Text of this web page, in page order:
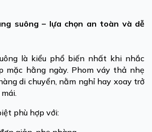
suông – lựa chọn an toàn và dễ
là kiểu phổ biến nhất khi nhắc
mặc hằng ngày. Phom váy thả nhẹ
di chuyển, nằm nghỉ hay xoay trở
phù hợp với: